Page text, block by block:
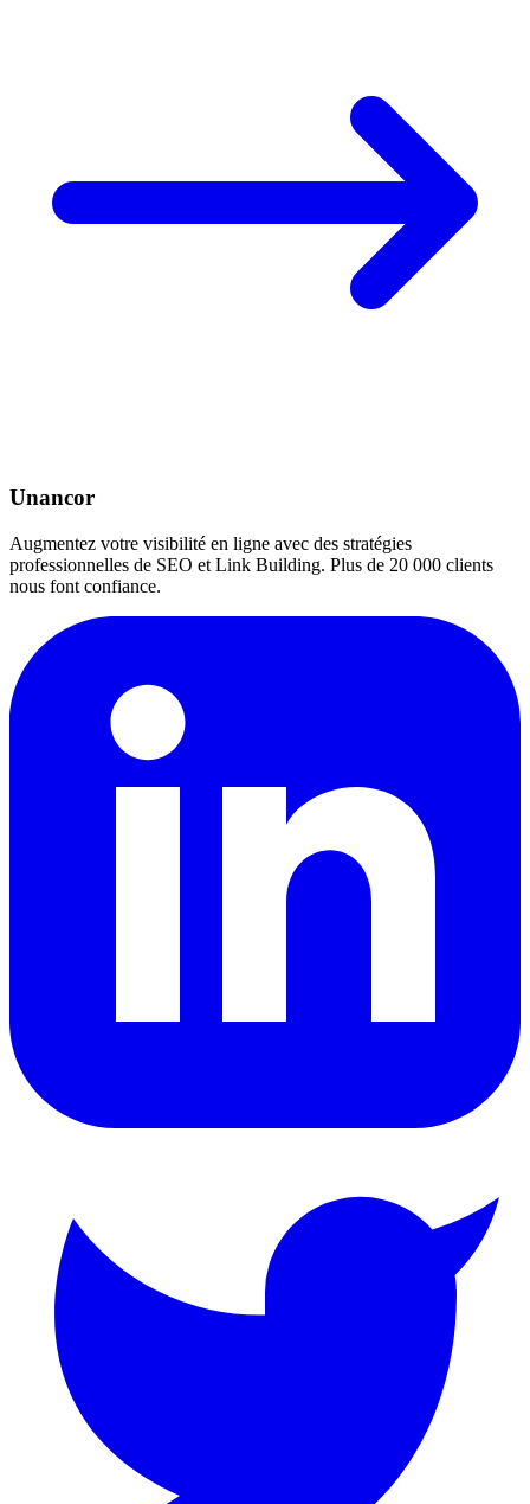
Unancor
Augmentez votre visibilité en ligne avec des stratégies
professionnelles de SEO et Link Building. Plus de 20 000 clients
nous font confiance.